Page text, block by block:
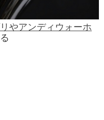
やアンディウォーホ